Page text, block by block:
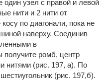
один узел с правой и левой
нити и 2 нити от
по диагонали, пока не
наверху. Соединив
в
получите ромб, центр
нитями (рис. 197, а). По
(рис. 197,б).